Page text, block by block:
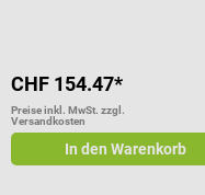
CHF 154.47*
Preise inkl. MwSt. zzgl.
Versandkosten
In den Warenkorb